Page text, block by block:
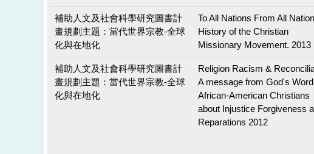
補助人文及社會科學研究圖書計
畫規劃主題：當代世界宗教-全球
化與在地化
To All Nations From All
History of the Christian
Missionary Movement. 2013
補助人文及社會科學研究圖書計
畫規劃主題：當代世界宗教-全球
化與在地化
Religion Racism &
A message from God's
African-American Christians
about Injustice Forgiveness
Reparations 2012